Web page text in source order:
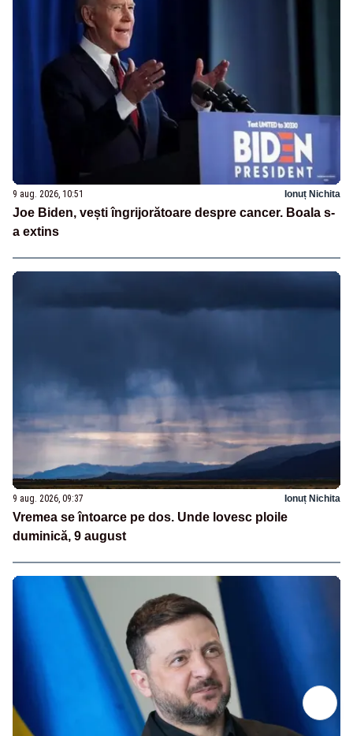
9 aug. 2026, 10:51 Ionuț Nichita
Joe Biden, vești îngrijorătoare despre cancer. Boala s-
a extins
9 aug. 2026, 09:37 Ionuț Nichita
Vremea se întoarce pe dos. Unde lovesc ploile
duminică, 9 august